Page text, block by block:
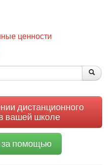
ценности
дистанционного
вашей школе
за помощью